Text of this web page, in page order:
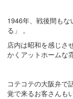
1946年、戦後間も
る」 。
店内は昭和を感じさ
かくアットホームな
コテコテの大阪弁で
覚で来るお客さんも